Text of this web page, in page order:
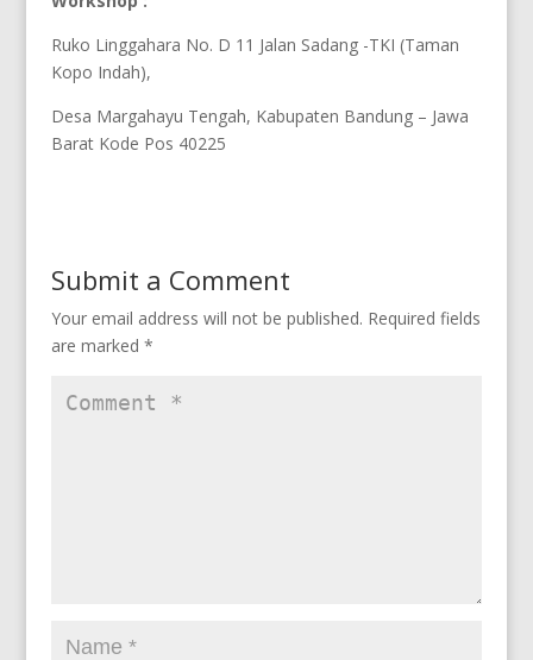
Ruko Linggahara No. D 11 Jalan Sadang -TKI (Taman
Kopo Indah),
Desa Margahayu Tengah, Kabupaten Bandung – Jawa
Barat Kode Pos 40225
Submit a Comment
Your email address will not be published. Required fields
are marked *